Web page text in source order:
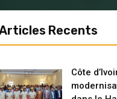
Recents
Côte